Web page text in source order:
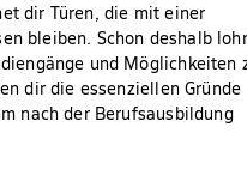
dir Türen, die mit einer
bleiben. Schon deshalb
und Möglichkeiten
dir die essenziellen Gründe
nach der Berufsausbildung